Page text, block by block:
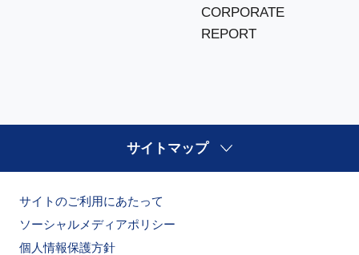
CORPORATE
REPORT
サイトマップ
サイトのご利用にあたって
ソーシャルメディアポリシー
個人情報保護方針